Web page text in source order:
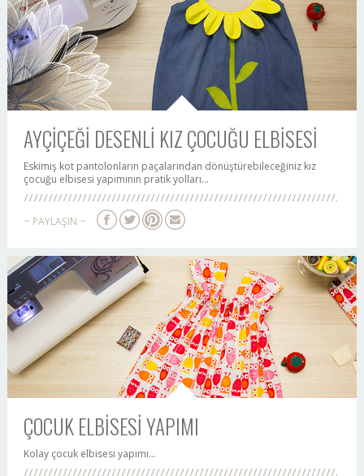
AYÇİÇEĞİ DESENLİ KIZ ÇOCUĞU ELBİSESİ
Eskimiş kot pantolonların paçalarından dönüştürebileceğiniz kız
çocuğu elbisesi yapımının pratik yolları...
~ PAYLAŞIN ~
ÇOCUK ELBİSESİ YAPIMI
Kolay çocuk elbisesi yapımı...